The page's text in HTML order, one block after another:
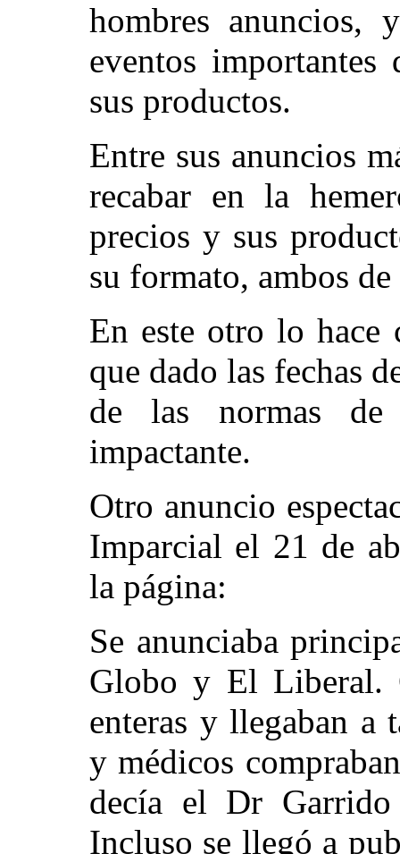
hombres anuncios,
eventos
sus productos.
Entre sus anuncios
recabar en la
precios y sus
su formato, ambos
En este otro lo hace
que dado las fechas
de las normas
impactante.
Otro anuncio
Imparcial el 21 de
la página:
Se anunciaba
Globo y El Liberal.
enteras y llegaban a
y médicos
decía el Dr
Incluso se llegó a